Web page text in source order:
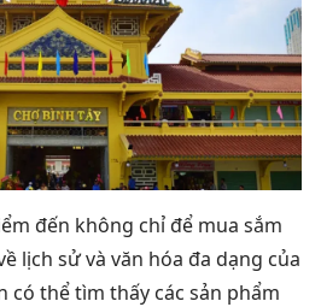
đến không chỉ để mua sắm
lịch sử và văn hóa đa dạng của
có thể tìm thấy các sản phẩm